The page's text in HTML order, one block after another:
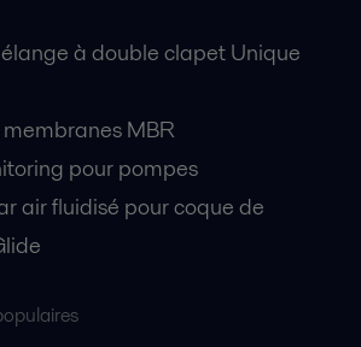
à double clapet Unique
MBR
pour pompes
air fluidisé pour coque de